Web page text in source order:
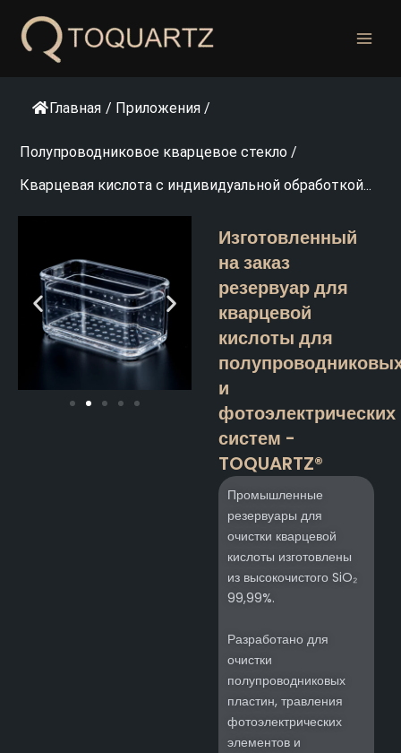
содержанию
Главная / Приложения /
Полупроводниковое кварцевое стекло /
Кварцевая кислота с индивидуальной обработкой...
Изготовленный
на заказ
резервуар для
кварцевой
кислоты для
и
фотоэлектрических
систем -
TOQUARTZ®
Промышленные
резервуары для
очистки кварцевой
кислоты изготовлены
из высокочистого SiO₂
99,99%.
Разработано для
очистки
полупроводниковых
пластин, травления
фотоэлектрических
элементов и